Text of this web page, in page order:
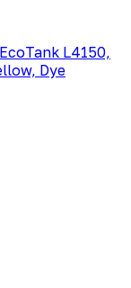
L4150,
Dye